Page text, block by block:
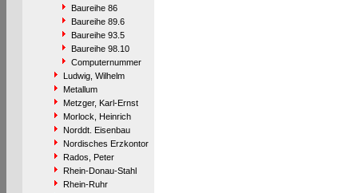
Baureihe 86
Baureihe 89.6
Baureihe 93.5
Baureihe 98.10
Computernummer
Ludwig, Wilhelm
Metallum
Metzger, Karl-Ernst
Morlock, Heinrich
Norddt. Eisenbau
Nordisches Erzkontor
Rados, Peter
Rhein-Donau-Stahl
Rhein-Ruhr